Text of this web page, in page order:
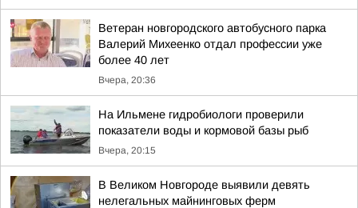
Ветеран новгородского автобусного парка
Валерий Михеенко отдал профессии уже
более 40 лет
Вчера, 20:36
На Ильмене гидробиологи проверили
показатели воды и кормовой базы рыб
Вчера, 20:15
В Великом Новгороде выявили девять
нелегальных майнинговых ферм